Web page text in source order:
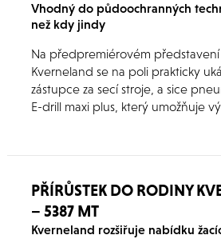
Vhodný do půdoochranných
než kdy jindy
Na předpremiérovém
Kverneland se na poli prakticky
zástupce za secí stroje, a sice
E-drill maxi plus, který umožňuje
PŘÍRŮSTEK DO RODINY
– 5387 MT
Kverneland rozšiřuje nabídku